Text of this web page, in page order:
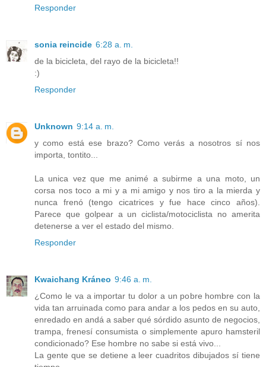
Responder
sonia reincide 6:28 a. m.
de la bicicleta, del rayo de la bicicleta!!
:)
Responder
Unknown 9:14 a. m.
y como está ese brazo? Como verás a nosotros sí nos
importa, tontito...
La unica vez que me animé a subirme a una moto, un
corsa nos toco a mi y a mi amigo y nos tiro a la mierda y
nunca frenó (tengo cicatrices y fue hace cinco años).
Parece que golpear a un ciclista/motociclista no amerita
detenerse a ver el estado del mismo.
Responder
Kwaichang Kráneo 9:46 a. m.
¿Como le va a importar tu dolor a un pobre hombre con la
vida tan arruinada como para andar a los pedos en su auto,
enredado en andá a saber qué sórdido asunto de negocios,
trampa, frenesí consumista o simplemente apuro hamsteril
condicionado? Ese hombre no sabe si está vivo...
La gente que se detiene a leer cuadritos dibujados sí tiene